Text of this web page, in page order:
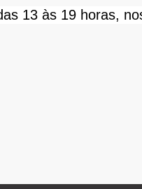
13 às 19 horas,